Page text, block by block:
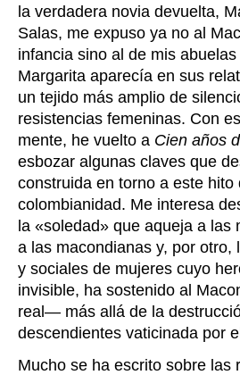
la verdadera novia devuelta,
Salas, me expuso ya no al
infancia sino al de mis
Margarita aparecía en sus
un tejido más amplio de
resistencias femeninas. Con
mente, he vuelto a Cien años
esbozar algunas claves que
construida en torno a este hito
colombianidad. Me interesa
la «soledad» que aqueja a las
a las macondianas y, por otro,
y sociales de mujeres cuyo
invisible, ha sostenido al
real— más allá de la
descendientes vaticinada por
Mucho se ha escrito sobre las